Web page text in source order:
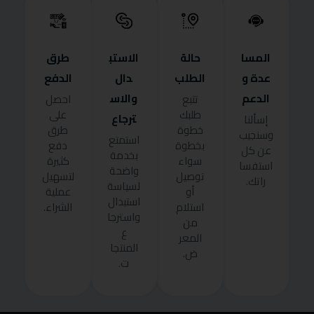
المسا
عدة و
الدعم
إسألنا
وسنجيب
عن كل
استفسا
راتك.
حالة
الطلب
تتبع
طلبك
خطوة
بخطوة
سواء
توصيل
أو
استلام
من
المعر
ض.
الاستب
دال
والاس
ترجاع
استمتع
بخدمة
واضحة
لسياسة
استبدال
واسترجا
ع
المنتجا
ت.
طرق
الدفع
احصل
على
طرق
دفع
كثيرة
لتسهيل
عملية
الشراء.